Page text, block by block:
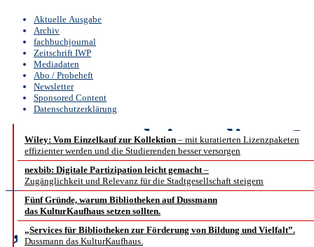
Aktuelle Ausgabe
Archiv
fachbuchjournal
Zeitschrift IWP
Mediadaten
Abo / Probeheft
Newsletter
Sponsored Content
Datenschutzerklärung
Wiley: Vom Einzelkauf zur Kollektion – mit kuratierten Lizenzpaketen
effizienter werden und die Studierenden besser versorgen
nexbib: Digitale Partizipation leicht gemacht–
Zugänglichkeit und Relevanz für die Stadtgesellschaft steigern
Fünf Gründe, warum Bibliotheken auf Dussmann
das KulturKaufhaus setzen sollten.
„Services für Bibliotheken zur Förderung von Bildung und Vielfalt”.
Dussmann das KulturKaufhaus.
b.i.t.online3 /
„Irgendwann